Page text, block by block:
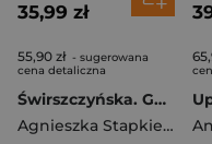
35,99 zł
55,90 zł - sugerowana
cena detaliczna
Świrszczyńska. Genialna i nieznana
Agnieszka Stapkiewicz